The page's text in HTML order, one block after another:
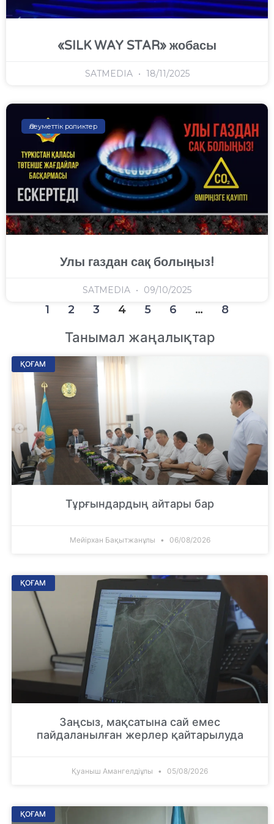
«SILK WAY STAR» жобасы
SATMEDIA 18/11/2025
Әлеуметтік роликтер
Улы газдан сақ болыңыз!
SATMEDIA 09/10/2025
1 2 3 4 5 6 … 8
Танымал жаңалықтар
ҚОҒАМ
Тұрғындардың айтары бар
Мейірхан Бақытжанұлы 06/08/2026
ҚОҒАМ
Заңсыз, мақсатына сай емес
пайдаланылған жерлер қайтарылуда
Қуаныш Амангелдіұлы 05/08/2026
ҚОҒАМ